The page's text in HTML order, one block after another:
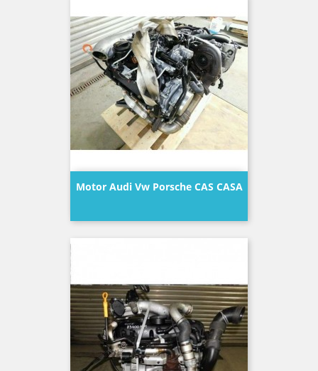
Motor Audi Vw Porsche CAS CASA